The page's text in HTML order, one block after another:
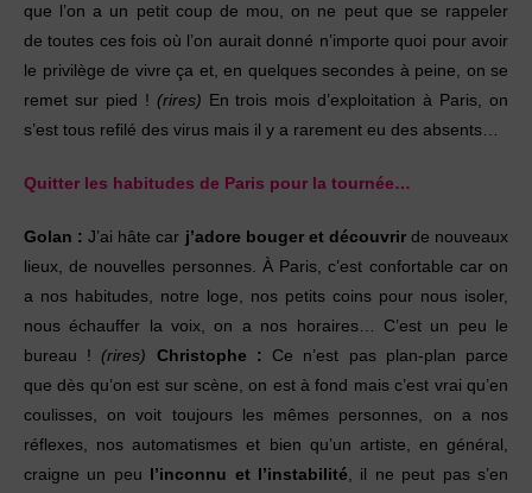
que l’on a un petit coup de mou, on ne peut que se rappeler
detoutes ces fois où l’on aurait donné n’importe quoi pour avoir
le privilège de vivre ça et, en quelques secondes à peine, on se
remet sur pied ! (rires) Entrois mois d’exploitation à Paris, on
s’est tous refilé des virus mais il y a rarement eu des absents…
Quitter les habitudes de Paris pour la tournée…
Golan :J’ai hâte car j’adore bouger et découvrir de nouveaux
lieux, de nouvelles personnes. À Paris, c’est confortable car on
a nos habitudes, notre loge, nos petits coins pour nous isoler,
nous échauffer la voix,on a nos horaires… C’est un peu le
bureau !(rires) Christophe : Ce n’est pas plan-plan parce
quedès qu’on est sur scène, on est à fond mais c’est vrai qu’en
coulisses, on voit toujours les mêmes personnes, on a nos
réflexes, nos automatismeset bien qu’un artiste, en général,
craigne un peu l’inconnu et l’instabilité, il ne peut pas s’en